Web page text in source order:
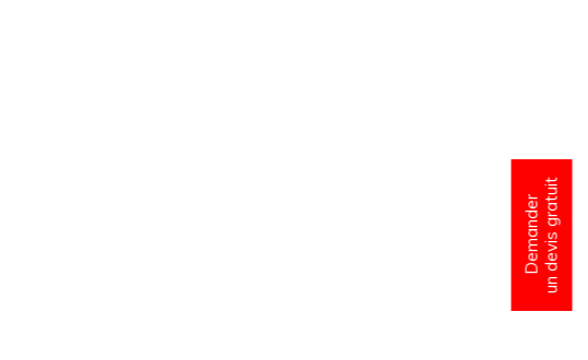
Demanderun devis gratuit